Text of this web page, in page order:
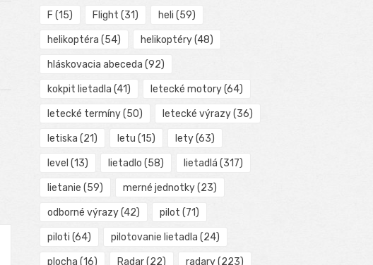
F (15) Flight (31) heli (59)
helikoptéra (54) helikoptéry(48)
hláskovacia abeceda (92)
kokpit lietadla (41) letecké motory(64)
letecké termíny(50) letecké výrazy(36)
letiska (21) letu (15) lety(63)
level (13) lietadlo (58) lietadlá (317)
lietanie (59) merné jednotky(23)
odborné výrazy(42) pilot (71)
piloti (64) pilotovanie lietadla (24)
plocha (16) Radar(22) radary(223)